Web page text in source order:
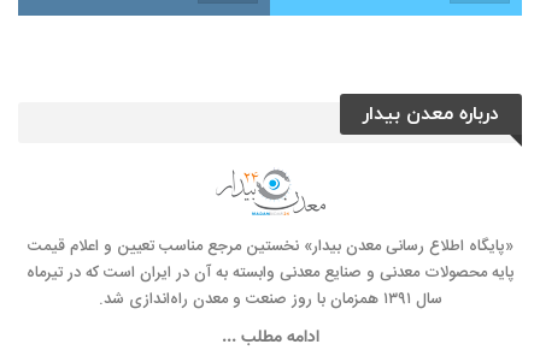
درباره معدن بیدار
«پایگاه اطلاع رسانی معدن بیدار» نخستین مرجع مناسب تعیین و اعلام قیمت
پایه محصولات معدنی و صنایع معدنی وابسته به آن در ایران است که در تیرماه
سال ۱۳۹۱ همزمان با روز صنعت و معدن راه‌‌اندازی شد.
ادامه مطلب ...